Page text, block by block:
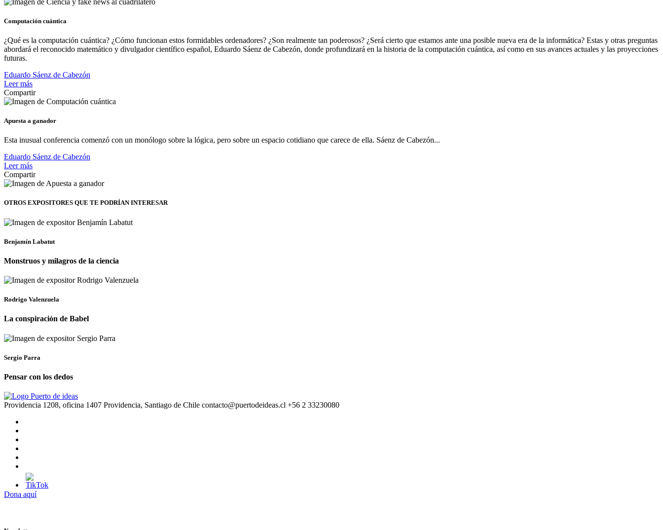
Computación cuántica
¿Qué es la computación cuántica? ¿Cómo funcionan estos formidables ordenadores? ¿Son realmente tan poderosos? ¿Será cierto que estamos ante una posible nueva era de la informática? Estas y otras preguntas
abordará el reconocido matemático y divulgador científico español, Eduardo Sáenz de Cabezón, donde profundizará en la historia de la computación cuántica, así como en sus avances actuales y las proyecciones
futuras.
Eduardo Sáenz de Cabezón
Leer más
Compartir
Apuesta a ganador
Esta inusual conferencia comenzó con un monólogo sobre la lógica, pero sobre un espacio cotidiano que carece de ella. Sáenz de Cabezón...
Eduardo Sáenz de Cabezón
Leer más
Compartir
OTROS EXPOSITORES QUE TE PODRÍAN INTERESAR
Benjamín Labatut
Monstruos y milagros de la ciencia
Rodrigo Valenzuela
La conspiración de Babel
Sergio Parra
Pensar con los dedos
Providencia 1208, oficina 1407 Providencia, Santiago de Chile contacto@puertodeideas.cl +56 2 33230080
Dona aquí